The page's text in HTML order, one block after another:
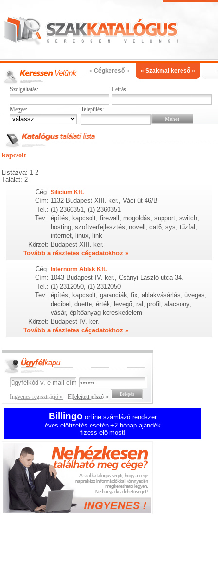
« Cégkereső » « Szakmai kereső »
Szolgáltatás: Leírás:
Megye: Település:
kapcsolt
Listázva: 1-2
Találat: 2
Cég: Silicium Kft.
Cím: 1132 Budapest XIII. ker., Váci út 46/B
Tel.: (1) 2360351, (1) 2360351
Tev.: építés, kapcsolt, firewall, mogoldás, support, switch,
hosting, szoftverfejlesztés, novell, cat6, sys, tűzfal,
internet, linux, link
Körzet: Budapest XIII. ker.
Tovább a részletes cégadatokhoz »
Cég: Internorm Ablak Kft.
Cím: 1043 Budapest IV. ker., Csányi László utca 34.
Tel.: (1) 2312050, (1) 2312050
Tev.: építés, kapcsolt, garanciák, fix, ablakvásárlás, üveges,
decibel, duette, érték, levegő, ral, profil, alacsony,
vásár, építőanyag kereskedelem
Körzet: Budapest IV. ker.
Tovább a részletes cégadatokhoz »
Ingyenes regisztráció » Elfelejtett jelszó »
Billingo online számlázó rendszer
éves előfizetés esetén +2 hónap ajándék
fizess elő most!